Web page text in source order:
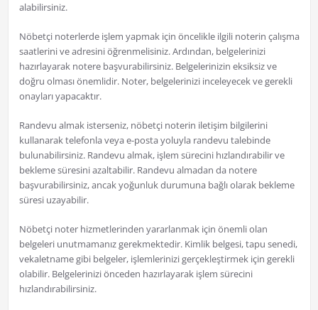
alabilirsiniz.
Nöbetçi noterlerde işlem yapmak için öncelikle ilgili noterin çalışma
saatlerini ve adresini öğrenmelisiniz. Ardından, belgelerinizi
hazırlayarak notere başvurabilirsiniz. Belgelerinizin eksiksiz ve
doğru olması önemlidir. Noter, belgelerinizi inceleyecek ve gerekli
onayları yapacaktır.
Randevu almak isterseniz, nöbetçi noterin iletişim bilgilerini
kullanarak telefonla veya e-posta yoluyla randevu talebinde
bulunabilirsiniz. Randevu almak, işlem sürecini hızlandırabilir ve
bekleme süresini azaltabilir. Randevu almadan da notere
başvurabilirsiniz, ancak yoğunluk durumuna bağlı olarak bekleme
süresi uzayabilir.
Nöbetçi noter hizmetlerinden yararlanmak için önemli olan
belgeleri unutmamanız gerekmektedir. Kimlik belgesi, tapu senedi,
vekaletname gibi belgeler, işlemlerinizi gerçekleştirmek için gerekli
olabilir. Belgelerinizi önceden hazırlayarak işlem sürecini
hızlandırabilirsiniz.